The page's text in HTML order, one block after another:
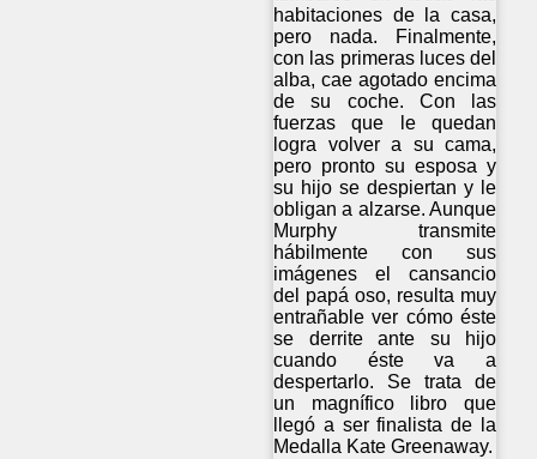
habitaciones de la casa,
pero nada. Finalmente,
con las primeras luces del
alba, cae agotado encima
de su coche. Con las
fuerzas que le quedan
logra volver a su cama,
pero pronto su esposa y
su hijo se despiertan y le
obligan a alzarse. Aunque
Murphy transmite
hábilmente con sus
imágenes el cansancio
del papá oso, resulta muy
entrañable ver cómo éste
se derrite ante su hijo
cuando éste va a
despertarlo. Se trata de
un magnífico libro que
llegó a ser finalista de la
Medalla Kate Greenaway.